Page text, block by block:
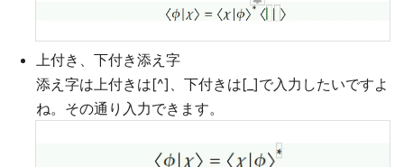
上付き、下付き添え字
添え字は上付きは[^]、下付きは[_]で入力したいですよ
ね。その通り入力できます。